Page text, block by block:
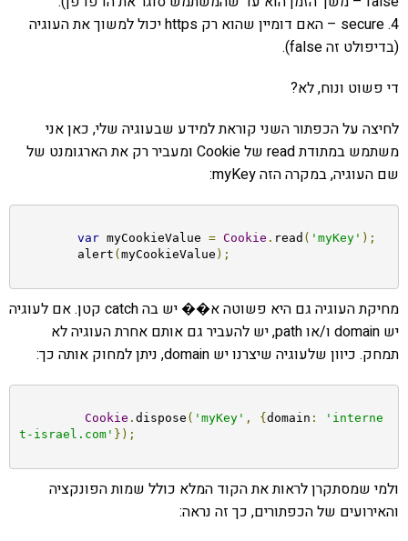
4. secure – האם דומיין שהוא רק https יכול למשוך את העוגיה
(בדיפולט זה false).
די פשוט ונוח, לא?
לחיצה על הכפתור השני קוראת למידע שבעוגיה שלי, כאן אני
משתמש במתודת read של Cookie ומעביר רק את הארגומנט של
שם העוגיה, במקרה הזה myKey:
var myCookieValue = Cookie . read ( 'myKey' );
	alert
( myCookieValue );
מחיקת העוגיה גם היא פשוטה א�� יש בה catch קטן. אם לעוגיה
יש domain ו/או path, יש להעביר גם אותם אחרת העוגיה לא
תמחק. כיוון שלעוגיה שיצרנו יש domain, ניתן למחוק אותה כך:
Cookie . dispose ( 'myKey' , { domain :
'interne
t-israel.com' });
ולמי שמסתקרן לראות את הקוד המלא כולל שמות הפונקציה
והאירועים של הכפתורים, כך זה נראה: